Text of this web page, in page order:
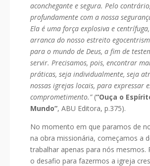
aconchegante e segura. Pelo
profundamente com a nossa
Ela é uma força explosiva e
arranca do nosso estreito
para o mundo de Deus, a fim de
servir. Precisamos, pois, encontrar
práticas, seja individualmente, seja
nossas igrejas locais, para expressar
comprometimento.”(“Ouça o
Mundo”, ABU Editora, p.375).
No momento em que paramos de
na obra missionária, começamos a
trabalhar apenas para nós mesmos.
o desafio para fazermos a igreja